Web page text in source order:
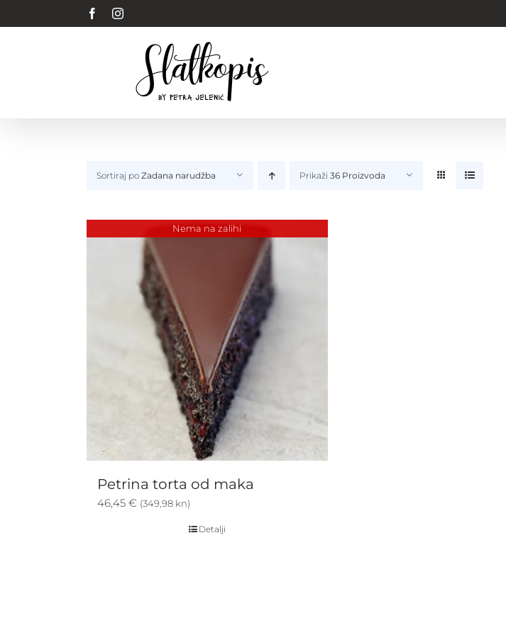
to
FacebookInstagram
Sortiraj po Zadana narudžba Prikaži 36 Proizvoda
Nema na zalihi
Petrina torta od maka
46,45 € (349,98 kn)
Detalji